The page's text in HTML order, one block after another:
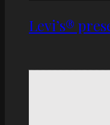
Levi’s®